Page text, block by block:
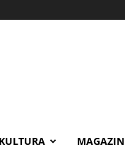
KULTURA MAGAZIN